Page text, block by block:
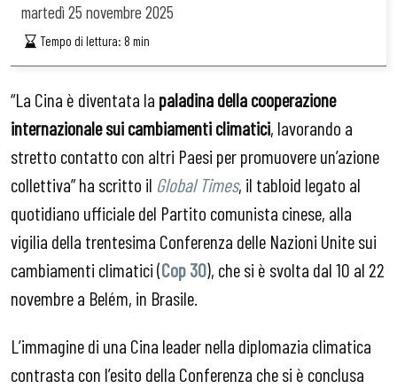
martedì 25 novembre 2025
Tempo di lettura: 8 min
“La Cina è diventata la paladina della cooperazione
internazionale sui cambiamenti climatici, lavorando a
stretto contatto con altri Paesi per promuovere un’azione
collettiva” ha scritto il Global Times, il tabloid legato al
quotidiano ufficiale del Partito comunista cinese, alla
vigilia della trentesima Conferenza delle Nazioni Unite sui
cambiamenti climatici (Cop 30), che si è svolta dal 10 al 22
novembre a Belém, in Brasile.
L’immagine di una Cina leader nella diplomazia climatica
contrasta con l’esito della Conferenza che si è conclusa